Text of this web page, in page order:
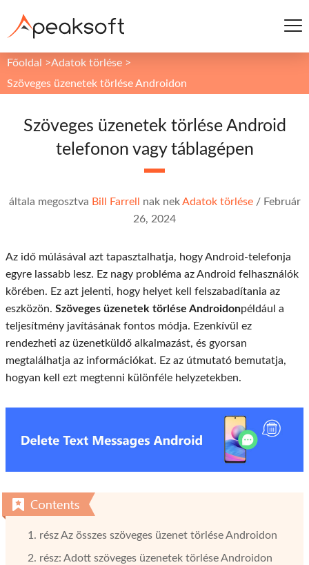
Főoldal >Adatok törlése >
Szöveges üzenetek törlése Androidon
Szöveges üzenetek törlése Android
telefonon vagy táblagépen
általa megosztva Bill Farrell nak nekAdatok törlése/ Február
26, 2024
Az idő múlásával azt tapasztalhatja, hogy Android-telefonja
egyre lassabb lesz. Ez nagy probléma az Android felhasználók
körében. Ez azt jelenti, hogy helyet kell felszabadítania az
eszközön. Szöveges üzenetek törlése Androidonpéldául a
teljesítmény javításának fontos módja. Ezenkívül ez
rendezheti az üzenetküldő alkalmazást, és gyorsan
megtalálhatja az információkat. Ez az útmutató bemutatja,
hogyan kell ezt megtenni különféle helyzetekben.
1. rész Az összes szöveges üzenet törlése Androidon
2. rész: Adott szöveges üzenetek törlése Androidon